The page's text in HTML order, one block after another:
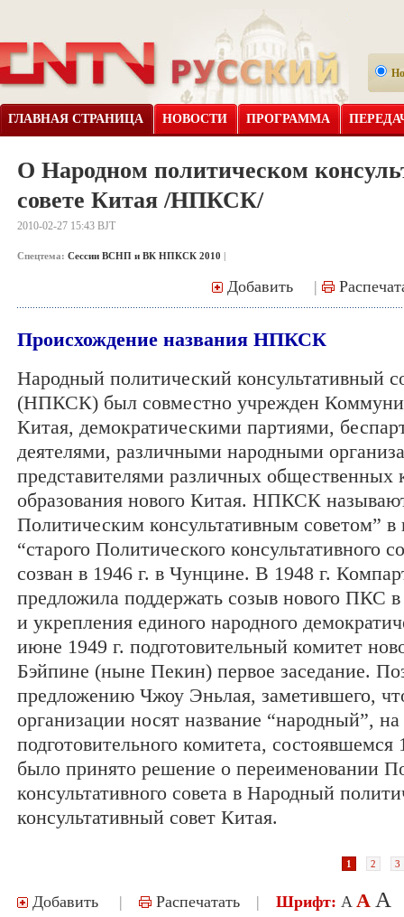
ГЛАВНАЯ СТРАНИЦА НОВОСТИ ПРОГРАММА
О Народном политическом
совете Китая /НПКСК/
2010-02-27 15:43 BJT
Спецтема: Сессии ВСНП и ВК НПКСК 2010 |
Добавить |
Происхождение названия НПКСК
Народный политический консультативный
(НПКСК) был совместно учрежден
Китая, демократическими партиями,
деятелями, различными народными
представителями различных общественных
образования нового Китая. НПКСК
Политическим консультативным советом” в
“старого Политического консультативного
созван в 1946 г. в Чунцине. В 1948 г.
предложила поддержать созыв нового ПКС
и укрепления единого народного
июне 1949 г. подготовительный комитет
Бэйпине (ныне Пекин) первое заседание.
предложению Чжоу Эньлая, заметившего,
организации носят название “народный”,
подготовительного комитета, состоявшемся
было принято решение о переименовании
консультативного совета в Народный
консультативный совет Китая.
1 2 3
Добавить | Распечатать | Шрифт: A A A